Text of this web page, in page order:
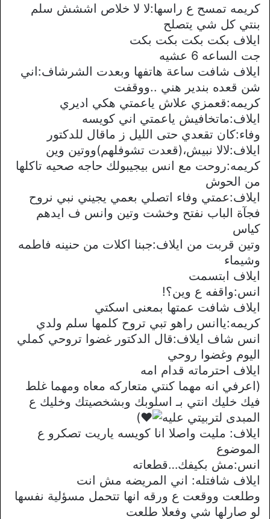
كريمه تمسح ع راسها:لا لا خلاص اششش سلم
بنتي كل شي يتصلح
ايلاف بكت بكت بكت بكت
جت الساعه 6 عشيه
ايلاف شافت ساعة هاتفها وبعدت الشرشاف:اني
شن قعده بندير هني ..ووقفت
كريمه:قعمزي علاش ياعمتي هكي اديري
ايلاف:ماتخافيش ياعمتي اني كويسه
وفاء:كان تقعدي حتى الليل ز ماقال للدكتور
ايلاف:لالا نبيش،(قعدت تشوفلهم)ووتين وين
كريمه:روحت مع انس بيجيبولك حاجه صحيه تاكلها
من الحوش
ايلاف:عمتي وفاء اتصلي بعمي يجيني نبي نروح
فجآة الباب نفتح وخشت وتين وانس ف ايدهم
كياس
وتين قربت من ايلاف:جبنا اكلات من حنينه فاطمه
وشيماء
ايلاف ابتسمت
انس:واقفه ع وين؟!
ايلاف شافت عمتها بمعنى اسكتي
كريمه:ياانس راهو تبي تروح كلمها سلم ولدي
انس شاف ايلاف:قال الدكتور غضوا تروحي كملي
اليوم وغضوا روحي
ايلاف احترماته قدام امه
(اعرفي انه مهما كنتي متعاركه معاه ومهما غلط
فيك خليك انتي بـ اسلوبك وبشخصيتك وخليك ع
المبدى لتربيتي عليه
)
ايلاف: مليت واصلا انا كويسه ياريت تصكرو ع
الموضوع
انس:مش بكيفك…قطعاته
ايلاف شافتله: اني المريضه مش انت
وطلعت ووقعت ع ورقه انها تتحمل مسؤلية نفسها
لو صارلها شي وفعلا طلعت